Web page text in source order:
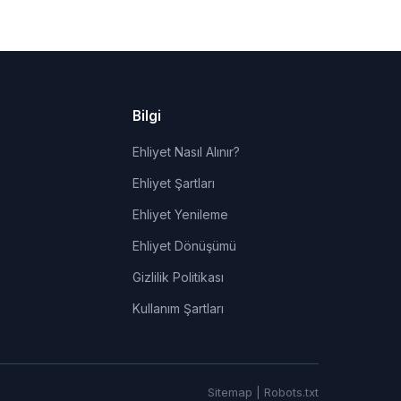
Bilgi
Ehliyet Nasıl Alınır?
Ehliyet Şartları
Ehliyet Yenileme
Ehliyet Dönüşümü
Gizlilik Politikası
Kullanım Şartları
Sitemap Robots.txt